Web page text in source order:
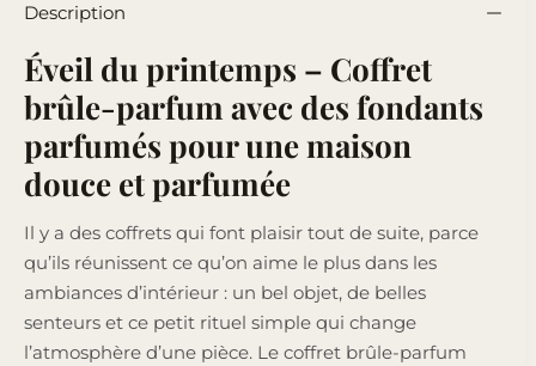
Description
Éveil du printemps – Coffret
brûle-parfum avec des fondants
parfumés pour une maison
douce et parfumée
Il y a des coffrets qui font plaisir tout de suite, parce
qu’ils réunissent ce qu’on aime le plus dans les
ambiances d’intérieur : un bel objet, de belles
senteurs et ce petit rituel simple qui change
l’atmosphère d’une pièce. Le coffret brûle-parfum